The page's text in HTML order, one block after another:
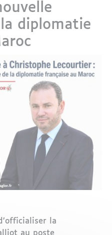
diplomatie
la
au poste